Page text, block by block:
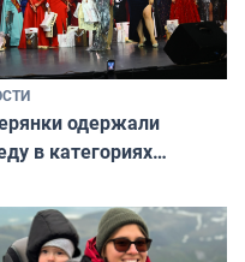
одержали
в категориях
и Миссис Великая